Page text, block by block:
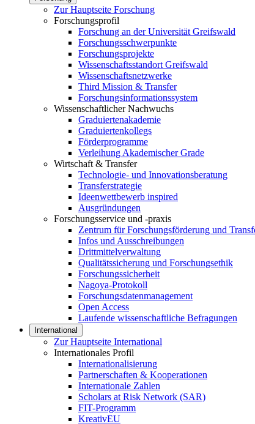
Zur Hauptseite Forschung
Forschungsprofil
Forschung an der Universität Greifswald
Forschungsschwerpunkte
Forschungsprojekte
Wissenschaftsstandort Greifswald
Wissenschaftsnetzwerke
Third Mission & Transfer
Forschungsinformationssystem
Wissenschaftlicher Nachwuchs
Graduiertenakademie
Graduiertenkollegs
Förderprogramme
Verleihung Akademischer Grade
Wirtschaft & Transfer
Technologie- und Innovationsberatung
Transferstrategie
Ideenwettbewerb inspired
Ausgründungen
Forschungsservice und -praxis
Zentrum für Forschungsförderung und
Infos und Ausschreibungen
Drittmittelverwaltung
Qualitätssicherung und Forschungsethik
Forschungssicherheit
Nagoya-Protokoll
Forschungsdatenmanagement
Open Access
Laufende wissenschaftliche Befragungen
International
Zur Hauptseite International
Internationales Profil
Internationalisierung
Partnerschaften & Kooperationen
Internationale Zahlen
Scholars at Risk Network (SAR)
FIT-Programm
KreativEU